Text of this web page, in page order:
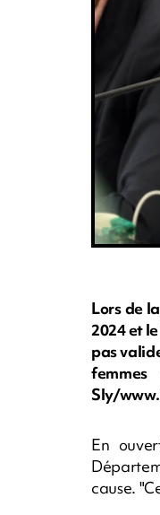
Lors de
2024 et
pas
Sly/
En
cause.